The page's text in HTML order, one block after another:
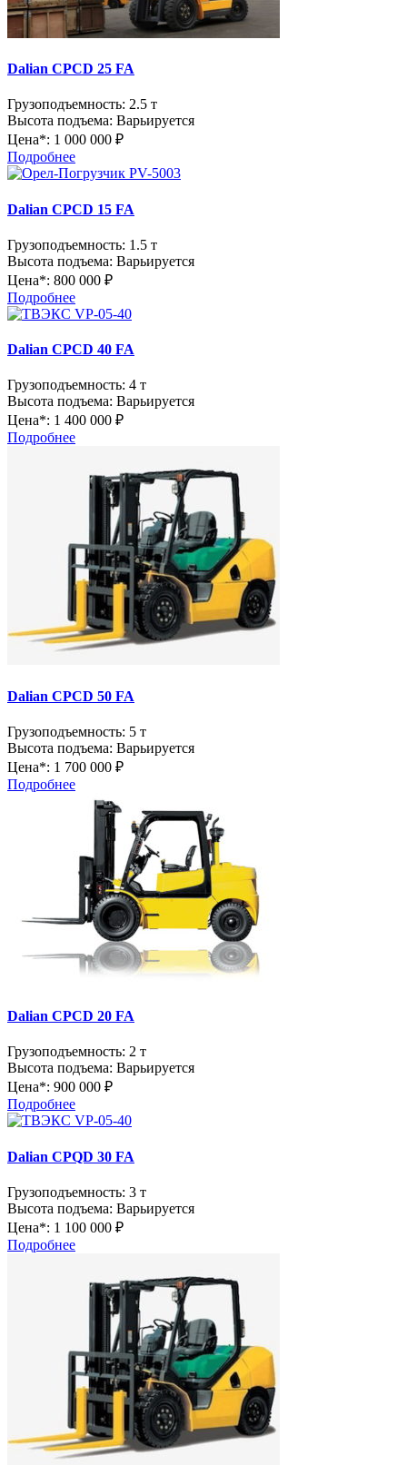
Dalian CPCD 25 FA
Грузоподъемность: 2.5 т
Высота подъема: Варьируется
Цена*: 1 000 000 ₽
Подробнее
Dalian CPCD 15 FA
Грузоподъемность: 1.5 т
Высота подъема: Варьируется
Цена*: 800 000 ₽
Подробнее
Dalian CPCD 40 FA
Грузоподъемность: 4 т
Высота подъема: Варьируется
Цена*: 1 400 000 ₽
Подробнее
Dalian CPCD 50 FA
Грузоподъемность: 5 т
Высота подъема: Варьируется
Цена*: 1 700 000 ₽
Подробнее
Dalian CPCD 20 FA
Грузоподъемность: 2 т
Высота подъема: Варьируется
Цена*: 900 000 ₽
Подробнее
Dalian CPQD 30 FA
Грузоподъемность: 3 т
Высота подъема: Варьируется
Цена*: 1 100 000 ₽
Подробнее